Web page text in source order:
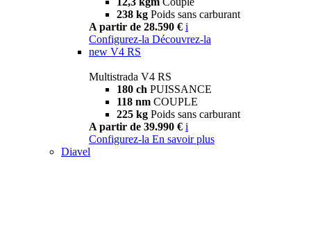
238 kg Poids sans carburant
A partir de 28.590 € i
Configurez-la Découvrez-la
new V4 RS
Multistrada V4 RS
180 ch PUISSANCE
118 nm COUPLE
225 kg Poids sans carburant
A partir de 39.990 € i
Configurez-la En savoir plus
Diavel